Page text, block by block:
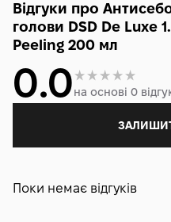
Відгуки про
голови DSD De Luxe
Peeling 200 мл
0.0на основі 0
Поки немає відгуків